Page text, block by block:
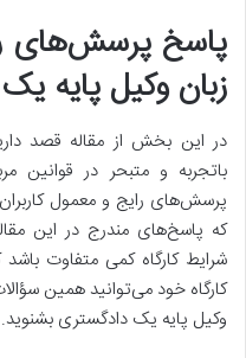
پاسخ پرسش‌های
زبان وکیل پایه
در این بخش از مقاله قصد
باتجربه و متبحر در قوانین
پرسش‌های رایج و معمول
که پاسخ‌های مندرج در این
شرایط کارگاه کمی متفاوت باشد
کارگاه خود می‌توانید همین
وکیل پایه یک دادگستری بشنوید.